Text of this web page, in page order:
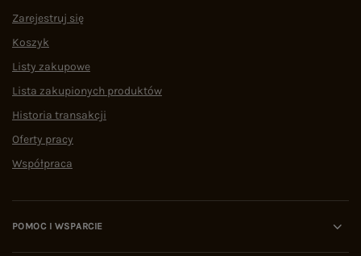
Zarejestruj się
Koszyk
Listy zakupowe
Lista zakupionych produktów
Historia transakcji
Oferty pracy
Współpraca
POMOC I WSPARCIE